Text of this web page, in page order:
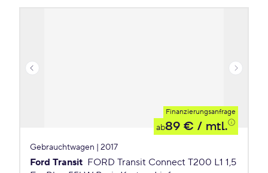
Finanzierungsanfrage
ab89 € / mtl.
Gebrauchtwagen | 2017
Ford Transit FORD Transit Connect T200 L1 1,5